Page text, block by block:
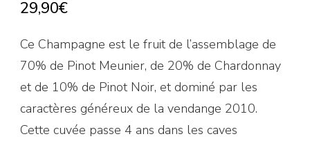
29,90€
Ce Champagne est le fruit de l’assemblage de
70% de Pinot Meunier, de 20% de Chardonnay
et de 10% de Pinot Noir, et dominé par les
caractères généreux de la vendange 2010.
Cette cuvée passe 4 ans dans les caves